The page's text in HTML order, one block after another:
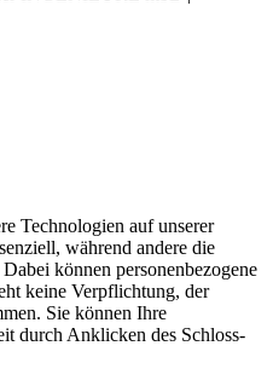
Technologien auf unserer
während andere die
können personenbezogene
keine Verpflichtung, der
Sie können Ihre
durch Anklicken des Schloss-